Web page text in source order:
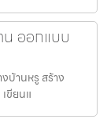
น ออกแบบ
บ้านหรู สร้าง
ขียนแ